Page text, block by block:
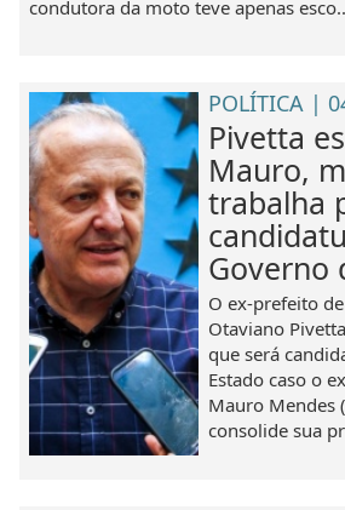
condutora da moto teve apenas
POLÍTICA |
Pivetta
Mauro,
trabalha
Governo
O ex-prefeito
Otaviano
que será
Estado caso o
Mauro Mendes
consolide sua